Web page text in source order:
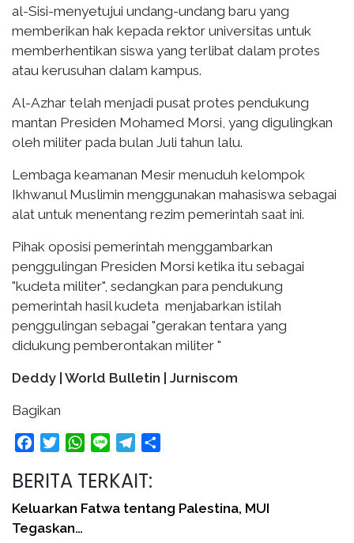
al-Sisi-menyetujui undang-undang baru yang
memberikan hak kepada rektor universitas untuk
memberhentikan siswa yang terlibat dalam protes
atau kerusuhan dalam kampus.
Al-Azhar telah menjadi pusat protes pendukung
mantan Presiden Mohamed Morsi, yang digulingkan
oleh militer pada bulan Juli tahun lalu.
Lembaga keamanan Mesir menuduh kelompok
Ikhwanul Muslimin menggunakan mahasiswa sebagai
alat untuk menentang rezim pemerintah saat ini.
Pihak oposisi pemerintah menggambarkan
penggulingan Presiden Morsi ketika itu sebagai
"kudeta militer", sedangkan para pendukung
pemerintah hasil kudeta menjabarkan istilah
penggulingan sebagai "gerakan tentara yang
didukung pemberontakan militer "
Deddy | World Bulletin | Jurniscom
Bagikan
FacebookTwitterWhatsApp
Line Telegram
BERITA TERKAIT:
Keluarkan Fatwa tentang Palestina, MUI
Tegaskan…